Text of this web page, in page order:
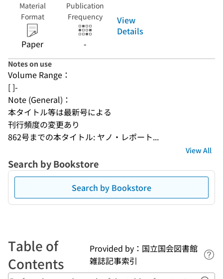
Material
Format
Paper
Publication
Frequency
-
View
Details
Notes on use
Volume Range：
[ ]-
Note (General)：
本タイトル等は最新号による
刊行頻度の変更あり
862号までの本タイトル: ヤノ・レポート...
View All
Search by Bookstore
Search by Bookstore
Table of
Contents
Provided by：国立国会図書館
雑誌記事索引